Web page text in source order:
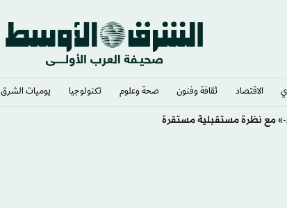
الاقتصاد ثقافة وفنون صحة وعلوم تكنولوجيا يوميات الشرق​